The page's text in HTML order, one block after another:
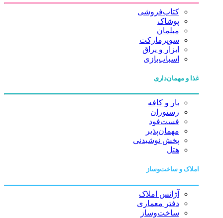
کتاب‌فروشی
پوشاک
مبلمان
سوپرمارکت
ابزار و یراق
اسباب‌بازی
غذا و مهمان‌داری
بار و کافه
رستوران
فست‌فود
مهمان‌پذیر
پخش نوشیدنی
هتل
املاک و ساخت‌وساز
آژانس املاک
دفتر معماری
ساخت‌وساز